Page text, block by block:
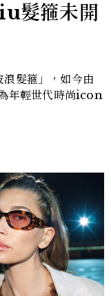
髮箍未開
髮箍」，如今由
年輕世代時尚icon